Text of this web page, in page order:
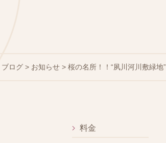
ブログ > お知らせ >桜の名所！！“夙川河川敷緑地”
料金